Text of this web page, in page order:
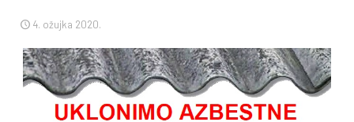
4. ožujka 2020.